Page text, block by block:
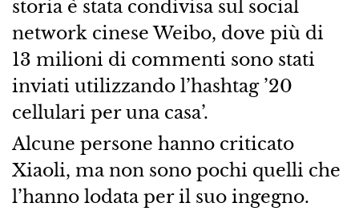
storia è stata condivisa sul social
network cinese Weibo, dove più di
13 milioni di commenti sono stati
inviati utilizzando l’hashtag ’20
cellulari per una casa’.
Alcune persone hanno criticato
Xiaoli, ma non sono pochi quelli che
l’hanno lodata per il suo ingegno.